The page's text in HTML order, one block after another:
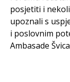
posjetiti i
upoznali s
i poslovnim
Ambasade